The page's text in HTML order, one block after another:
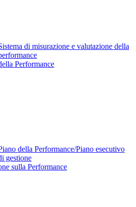
di misurazione e valutazione della
Performance
della Performance/Piano esecutivo
gestione
sulla Performance